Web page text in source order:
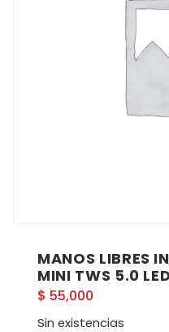
MANOS LIBRES
MINI TWS 5.0 LED
$ 55,000
Sin existencias